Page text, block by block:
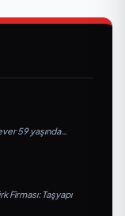
59 yaşında
Firması: Taşyapı